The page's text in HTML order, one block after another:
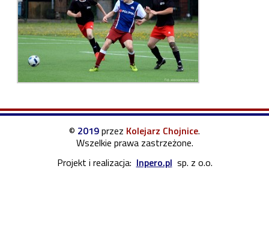
© 2019przez Kolejarz Chojnice.
Wszelkie prawa zastrzeżone.
Projekt i realizacja: Inpero.pl sp. z o.o.